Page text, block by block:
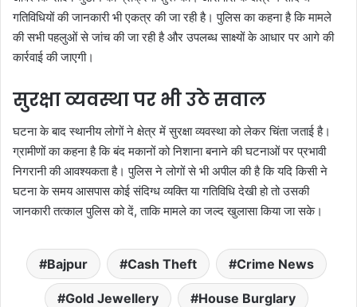
गतिविधियों की जानकारी भी एकत्र की जा रही है। पुलिस का कहना है कि मामले
की सभी पहलुओं से जांच की जा रही है और उपलब्ध साक्ष्यों के आधार पर आगे की
कार्रवाई की जाएगी।
सुरक्षा व्यवस्था पर भी उठे सवाल
घटना के बाद स्थानीय लोगों ने क्षेत्र में सुरक्षा व्यवस्था को लेकर चिंता जताई है।
ग्रामीणों का कहना है कि बंद मकानों को निशाना बनाने की घटनाओं पर प्रभावी
निगरानी की आवश्यकता है। पुलिस ने लोगों से भी अपील की है कि यदि किसी ने
घटना के समय आसपास कोई संदिग्ध व्यक्ति या गतिविधि देखी हो तो उसकी
जानकारी तत्काल पुलिस को दें, ताकि मामले का जल्द खुलासा किया जा सके।
Bajpur Cash Theft Crime News
Gold Jewellery House Burglary